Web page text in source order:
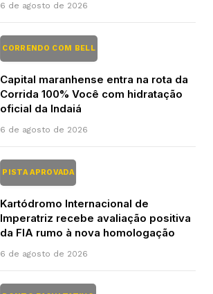
6 de agosto de 2026
CORRENDO COM BELL
Capital maranhense entra na rota da
Corrida 100% Você com hidratação
oficial da Indaiá
6 de agosto de 2026
PISTA APROVADA
Kartódromo Internacional de
Imperatriz recebe avaliação positiva
da FIA rumo à nova homologação
6 de agosto de 2026